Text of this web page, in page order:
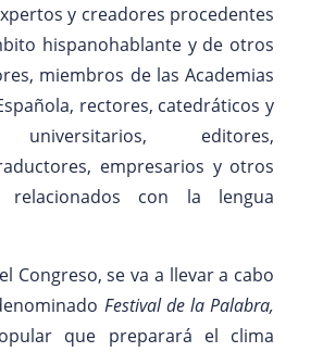
y creadores procedentes
hispanohablante y de otros
miembros de las Academias
rectores, catedráticos y
universitarios, editores,
empresarios y otros
relacionados con la lengua
Congreso, se va a llevar a cabo
Festival de la Palabra,
que preparará el clima